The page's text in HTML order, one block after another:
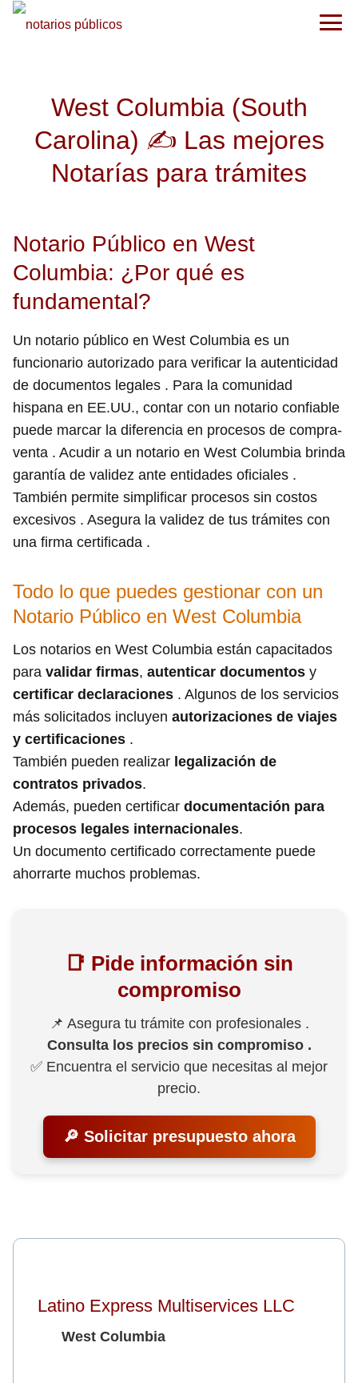
West Columbia (South
Carolina) ✍️ Las mejores
Notarías para trámites
Notario Público en West
Columbia: ¿Por qué es
fundamental?
Un notario público en West Columbia es un
funcionario autorizado para verificar la autenticidad
de documentos legales . Para la comunidad
hispana en EE.UU., contar con un notario confiable
puede marcar la diferencia en procesos de compra-
venta . Acudir a un notario en West Columbia brinda
garantía de validez ante entidades oficiales .
También permite simplificar procesos sin costos
excesivos . Asegura la validez de tus trámites con
una firma certificada .
Todo lo que puedes gestionar con un
Notario Público en West Columbia
Los notarios en West Columbia están capacitados
para validar firmas, autenticar documentos y
certificar declaraciones . Algunos de los servicios
más solicitados incluyen autorizaciones de viajes
y certificaciones .
También pueden realizar legalización de
contratos privados.
Además, pueden certificar documentación para
procesos legales internacionales.
Un documento certificado correctamente puede
ahorrarte muchos problemas.
📑 Pide información sin
compromiso
📌 Asegura tu trámite con profesionales .
Consulta los precios sin compromiso .
✅ Encuentra el servicio que necesitas al mejor
precio.
🔎 Solicitar presupuesto ahora
Latino Express Multiservices LLC
West Columbia